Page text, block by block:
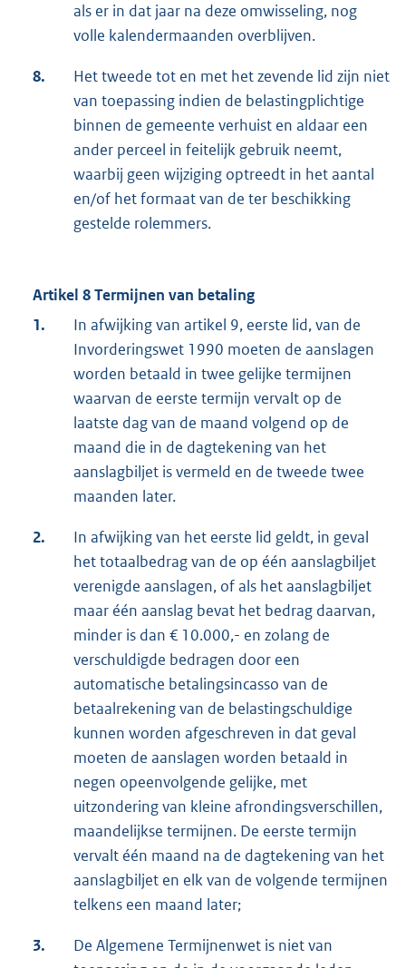
als er in dat jaar na deze omwisseling, nog
volle kalendermaanden overblijven.
8.
Het tweede tot en met het zevende lid zijn niet
van toepassing indien de belastingplichtige
binnen de gemeente verhuist en aldaar een
ander perceel in feitelijk gebruik neemt,
waarbij geen wijziging optreedt in het aantal
en/of het formaat van de ter beschikking
gestelde rolemmers.
Artikel 8 Termijnen van betaling
1.
In afwijking van artikel 9, eerste lid, van de
Invorderingswet 1990 moeten de aanslagen
worden betaald in twee gelijke termijnen
waarvan de eerste termijn vervalt op de
laatste dag van de maand volgend op de
maand die in de dagtekening van het
aanslagbiljet is vermeld en de tweede twee
maanden later.
2.
In afwijking van het eerste lid geldt, in geval
het totaalbedrag van de op één aanslagbiljet
verenigde aanslagen, of als het aanslagbiljet
maar één aanslag bevat het bedrag daarvan,
minder is dan € 10.000,- en zolang de
verschuldigde bedragen door een
automatische betalingsincasso van de
betaalrekening van de belastingschuldige
kunnen worden afgeschreven in dat geval
moeten de aanslagen worden betaald in
negen opeenvolgende gelijke, met
uitzondering van kleine afrondingsverschillen,
maandelijkse termijnen. De eerste termijn
vervalt één maand na de dagtekening van het
aanslagbiljet en elk van de volgende termijnen
telkens een maand later;
3.
De Algemene Termijnenwet is niet van